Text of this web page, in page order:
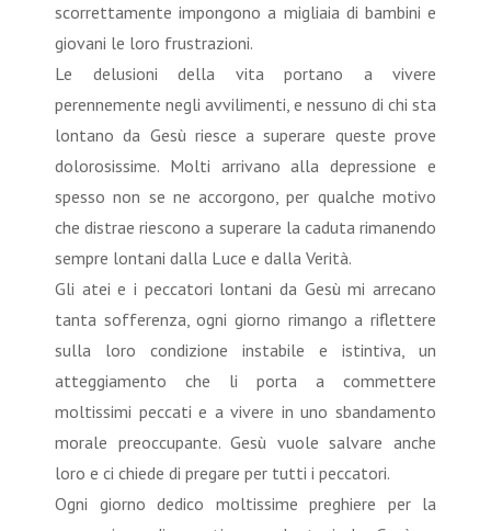
scorrettamente impongono a migliaia di bambini e
giovani le loro frustrazioni.
Le delusioni della vita portano a vivere
perennemente negli avvilimenti, e nessuno di chi sta
lontano da Gesù riesce a superare queste prove
dolorosissime. Molti arrivano alla depressione e
spesso non se ne accorgono, per qualche motivo
che distrae riescono a superare la caduta rimanendo
sempre lontani dalla Luce e dalla Verità.
Gli atei e i peccatori lontani da Gesù mi arrecano
tanta sofferenza, ogni giorno rimango a riflettere
sulla loro condizione instabile e istintiva, un
atteggiamento che li porta a commettere
moltissimi peccati e a vivere in uno sbandamento
morale preoccupante. Gesù vuole salvare anche
loro e ci chiede di pregare per tutti i peccatori.
Ogni giorno dedico moltissime preghiere per la